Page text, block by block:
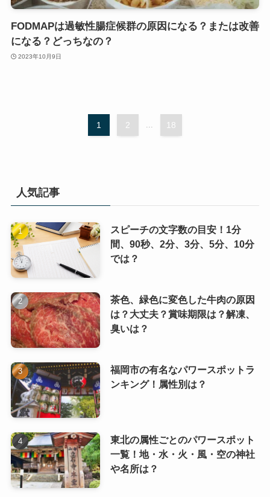
FODMAPは過敏性腸症候群の原因になる？または改善
になる？どっちなの？
2023年10月9日
1 2 ... 18
人気記事
スピーチの文字数の目安！1分
間、90秒、2分、3分、5分、10分
では？
茶色、緑色に変色した牛肉の原因
は？大丈夫？賞味期限は？解凍、
臭いは？
福岡市の有名なパワースポットラ
ンキング！属性別は？
東北の属性ごとのパワースポット
一覧！地・水・火・風・空の神社
や名所は？